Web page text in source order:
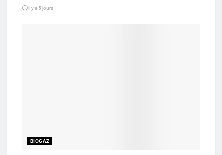
il y a 5 jours
BIOGAZ